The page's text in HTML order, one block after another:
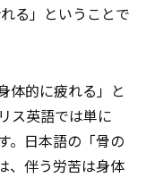
る」ということで
体的に疲れる」と
ス英語では単に
。日本語の「骨の
、伴う労苦は身体